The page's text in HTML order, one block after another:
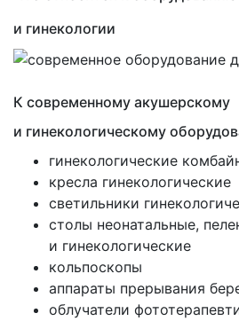
и гинекологии
К современному акушерскому
и гинекологическому
гинекологические
кресла гинекологические
светильники
столы неонатальные,
и гинекологические
кольпоскопы
аппараты прерывания
облучатели